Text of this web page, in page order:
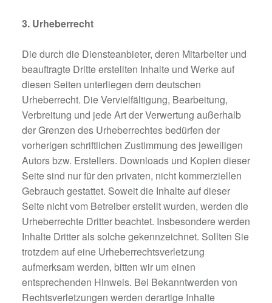
3. Urheberrecht
Die durch die Diensteanbieter, deren Mitarbeiter und
beauftragte Dritte erstellten Inhalte und Werke auf
diesen Seiten unterliegen dem deutschen
Urheberrecht. Die Vervielfältigung, Bearbeitung,
Verbreitung und jede Art der Verwertung außerhalb
der Grenzen des Urheberrechtes bedürfen der
vorherigen schriftlichen Zustimmung des jeweiligen
Autors bzw. Erstellers. Downloads und Kopien dieser
Seite sind nur für den privaten, nicht kommerziellen
Gebrauch gestattet. Soweit die Inhalte auf dieser
Seite nicht vom Betreiber erstellt wurden, werden die
Urheberrechte Dritter beachtet. Insbesondere werden
Inhalte Dritter als solche gekennzeichnet. Sollten Sie
trotzdem auf eine Urheberrechtsverletzung
aufmerksam werden, bitten wir um einen
entsprechenden Hinweis. Bei Bekanntwerden von
Rechtsverletzungen werden derartige Inhalte